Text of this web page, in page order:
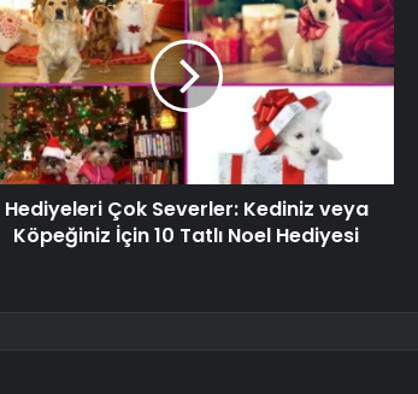
Hediyeleri Çok Severler: Kediniz veya
Köpeğiniz İçin 10 Tatlı Noel Hediyesi